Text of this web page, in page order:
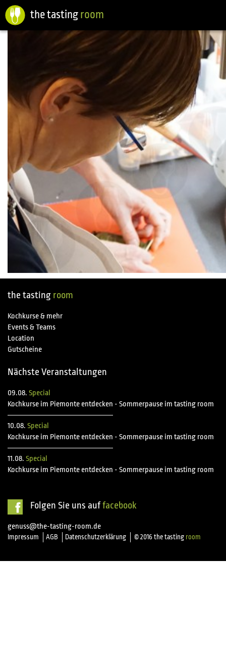
the tasting room
the tasting room
Kochkurse & mehr
Events & Teams
Location
Gutscheine
Nächste Veranstaltungen
09.08. Special
Kochkurse im Piemonte entdecken - Sommerpause im tasting room
10.08. Special
Kochkurse im Piemonte entdecken - Sommerpause im tasting room
11.08. Special
Kochkurse im Piemonte entdecken - Sommerpause im tasting room
Folgen Sie uns auffacebook
genuss@the-tasting-room.de
Impressum AGB Datenschutzerklärung © 2016 the tasting room